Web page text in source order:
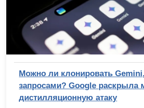
Можно ли клонировать
запросами? Google
дистилляционную атаку